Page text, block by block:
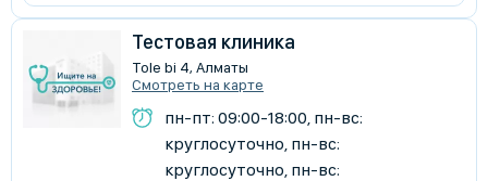
Тестовая клиника
Tole bi 4, Алматы
Смотреть на карте
пн-пт: 09:00-18:00, пн-вс:
круглосуточно, пн-вс:
круглосуточно, пн-вс: